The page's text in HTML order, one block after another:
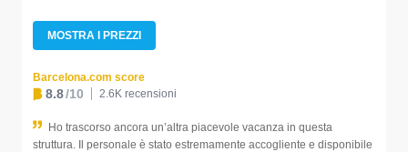
MOSTRA I PREZZI
Barcelona.com score
8.8/10 2.6K recensioni
Ho trascorso ancora un’altra piacevole vacanza in questa
struttura. Il personale è stato estremamente accogliente e disponibile